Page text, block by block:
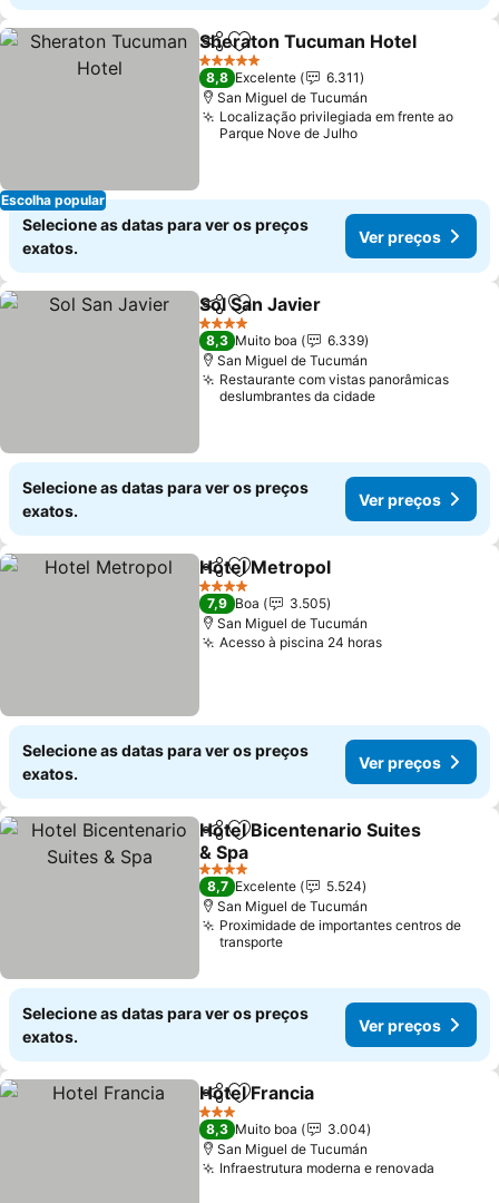
Escolha popular
PartilharAdicionar aos favoritos
Sheraton Tucuman Hotel
5 Estrelas
8,8 Excelente
6.311
San Miguel de Tucumán
Localização privilegiada em frente ao
Parque Nove de Julho
Selecione as datas para ver os preços
exatos.
Ver preços
PartilharAdicionar aos favoritos
Sol San Javier
4 Estrelas
8,3 Muito boa
6.339
San Miguel de Tucumán
Restaurante com vistas panorâmicas
deslumbrantes da cidade
Selecione as datas para ver os preços
exatos.
Ver preços
PartilharAdicionar aos favoritos
Hotel Metropol
4 Estrelas
7,9 Boa
3.505
San Miguel de Tucumán
Acesso à piscina 24 horasVer preços
Selecione as datas para ver os preços
exatos.
Ver preços
PartilharAdicionar aos favoritos
Hotel Bicentenario Suites
& Spa
Ver preços
4 Estrelas
8,7 Excelente
5.524
San Miguel de Tucumán
Proximidade de importantes centros de
transporte
Selecione as datas para ver os preços
exatos.
Ver preços
PartilharAdicionar aos favoritos
Hotel Francia
3 Estrelas
8,3 Muito boa
3.004
San Miguel de Tucumán
Infraestrutura moderna e renovada